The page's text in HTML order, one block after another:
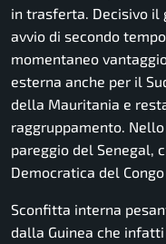
in trasferta. Decisivo il
avvio di secondo
momentaneo
esterna anche per il
della Mauritania e
raggruppamento.
pareggio del Senegal,
Democratica del
Sconfitta interna
dalla Guinea che